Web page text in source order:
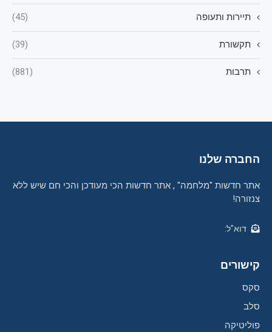
תיירות ותעופה (45)
תקשורת (39)
תרבות (881)
החברה שלנו
אתר חדשות "מלחמה" , אתר חדשות הכי מעודכן והכי חם שיש ללא
צנזורה!
דוא"ל:
קישורים
סקס
סלב
פוליטיקה